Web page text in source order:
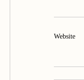
Website